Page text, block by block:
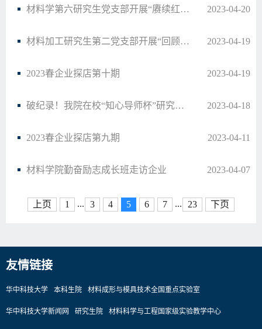
材料学第六研究生党支部开展“赓续红色血脉，争做卓越华中大人”主题党日活动 2023-04-20
材料加工研究生第二党支部开展“回顾红色历史，延续红色使命”特色党日活动 2023-04-19
2023春企业探店第十期 2023-04-19
破纪录！我院在校“知心导师杯”研究生师生乒乓球赛中获得亚军！ 2023-04-18
2023春企业探店第九期 2023-04-11
材料学院勤奋励志成长班走访企业 2023-04-07
上页 1 ... 3 4 5 6 7 ... 23 下页
友情链接
华中科技大学 本科生院 材料成形与模具技术全国重点实验室
华中科技大学新闻网 研究生院 材料科学与工程国家级实验教学中心